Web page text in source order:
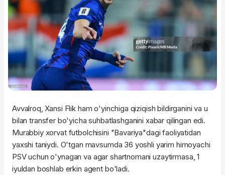
Avvalroq, Xansi Flik ham o'yinchiga qiziqish bildirganini va u
bilan transfer bo'yicha suhbatlashganini xabar qilingan edi.
Murabbiy xorvat futbolchisini "Bavariya"dagi faoliyatidan
yaxshi taniydi. O'tgan mavsumda 36 yoshli yarim himoyachi
PSV uchun o'ynagan va agar shartnomani uzaytirmasa, 1
iyuldan boshlab erkin agent bo'ladi.